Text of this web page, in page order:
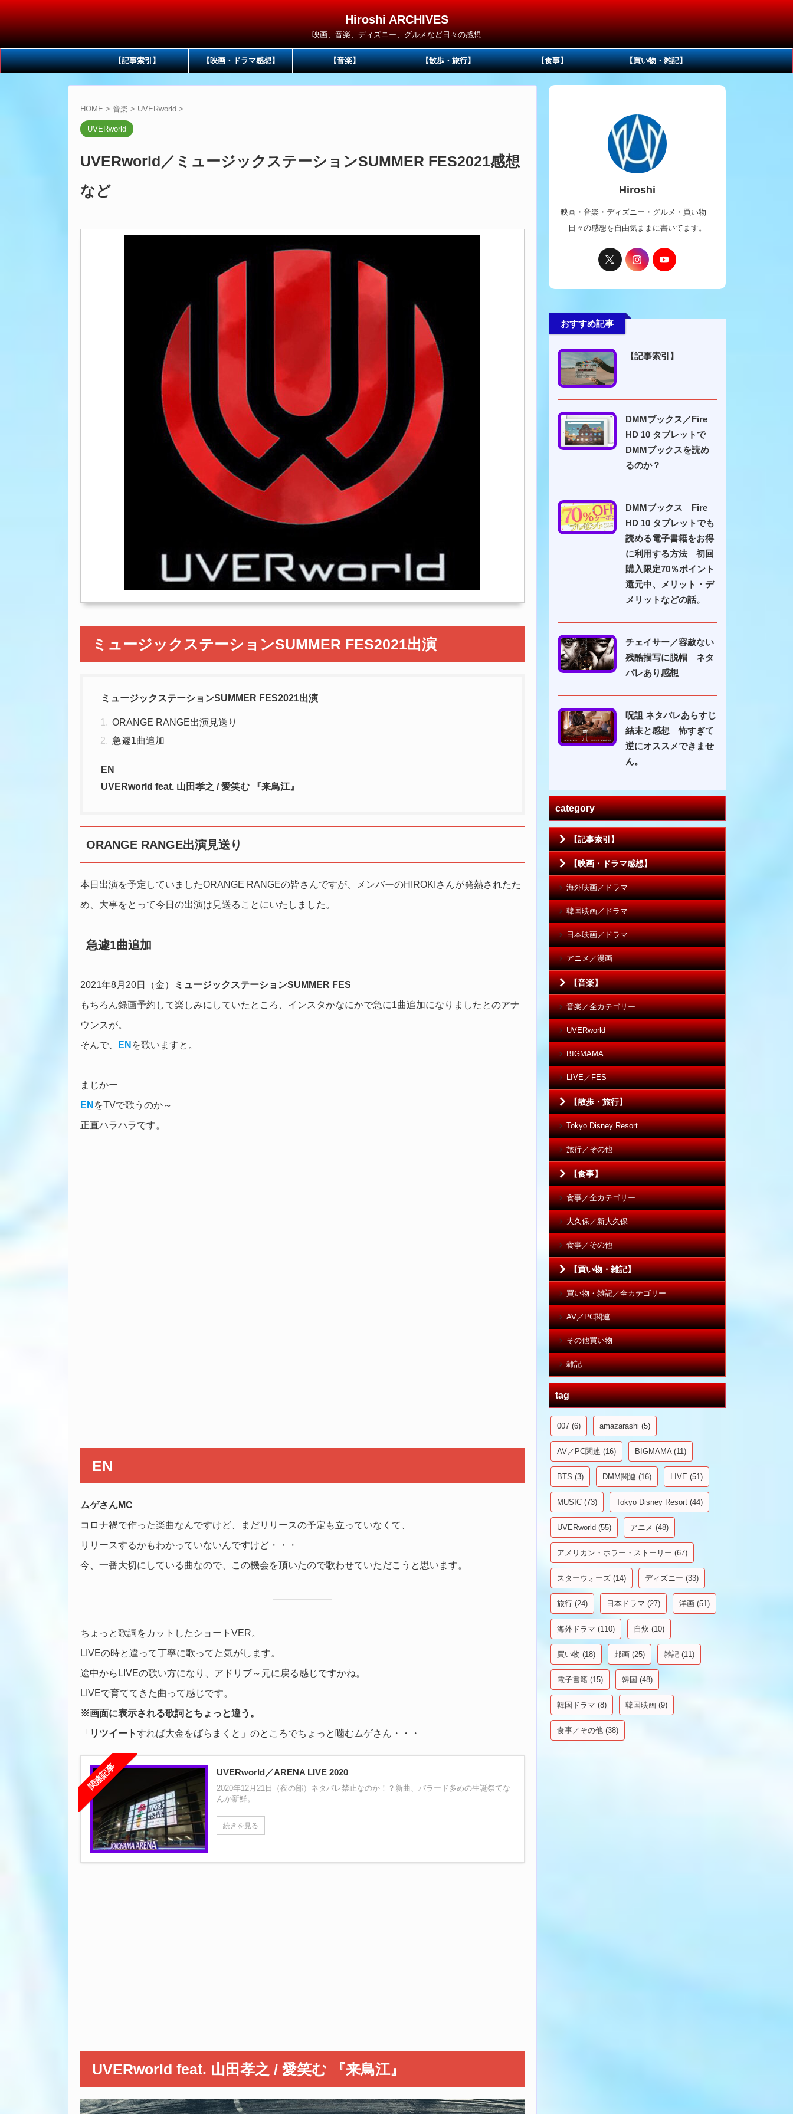
Hiroshi ARCHIVES
映画、音楽、ディズニー、グルメなど日々の感想
【記事索引】 【映画・ドラマ感想】 【音楽】 【散歩・旅行】 【食事】 【買い物・雑記】
HOME > 音楽 > UVERworld >
UVERworld
UVERworld／ミュージックステーションSUMMER FES2021感想
など
ミュージックステーションSUMMER FES2021出演
ミュージックステーションSUMMER FES2021出演
ORANGE RANGE出演見送り
急遽1曲追加
EN
UVERworld feat. 山田孝之 / 愛笑む 『来鳥江』
ORANGE RANGE出演見送り
本日出演を予定していましたORANGE RANGEの皆さんですが、メンバーのHIROKIさんが発熱されたた
め、大事をとって今日の出演は見送ることにいたしました。
急遽1曲追加
2021年8月20日（金）
ミュージックステーションSUMMER FES
もちろん録画予約して楽しみにしていたところ、インスタかなにかで急に1曲追加になりましたとのアナ
ウンスが。
そんで、
EN を歌いますと。
まじかー
EN をTVで歌うのか～
正直ハラハラです。
EN
ムゲさんMC
コロナ禍で作った楽曲なんですけど、まだリリースの予定も立っていなくて、
リリースするかもわかっていないんですけど・・・
今、一番大切にしている曲なので、この機会を頂いたので歌わせていただこうと思います。
ちょっと歌詞をカットしたショートVER。
LIVEの時と違って丁寧に歌ってた気がします。
途中からLIVEの歌い方になり、アドリブ～元に戻る感じですかね。
LIVEで育ててきた曲って感じです。
※画面に表示される歌詞とちょっと違う。
「 リツイートすれば大金をばらまくと」のところでちょっと噛むムゲさん・・・
関連記事 UVERworld／ARENA LIVE 2020
2020年12月21日（夜の部）ネタバレ禁止なのか！？新曲、バラード多めの生誕祭てな
んか新鮮。
続きを見る
UVERworld feat. 山田孝之 / 愛笑む 『来鳥江』
Hiroshi
映画・音楽・ディズニー・グルメ・買い物
日々の感想を自由気ままに書いてます。
おすすめ記事
【記事索引】
DMMブックス／Fire
HD 10 タブレットで
DMMブックスを読め
るのか？
DMMブックス Fire
HD 10 タブレットでも
読める電子書籍をお得
に利用する方法 初回
購入限定70％ポイント
還元中、メリット・デ
メリットなどの話。
チェイサー／容赦ない
残酷描写に脱帽 ネタ
バレあり感想
呪詛 ネタバレあらすじ
結末と感想 怖すぎて
逆にオススメできませ
ん。
category
【記事索引】
【映画・ドラマ感想】
海外映画／ドラマ
韓国映画／ドラマ
日本映画／ドラマ
アニメ／漫画
【音楽】
音楽／全カテゴリー
UVERworld
BIGMAMA
LIVE／FES
【散歩・旅行】
Tokyo Disney Resort
旅行／その他
【食事】
食事／全カテゴリー
大久保／新大久保
食事／その他
【買い物・雑記】
買い物・雑記／全カテゴリー
AV／PC関連
その他買い物
雑記
tag
007(6) amazarashi (5)
AV／PC関連 (16) BIGMAMA(11)
BTS (3) DMM関連 (16) LIVE (51)
MUSIC(73) Tokyo Disney Resort(44)
UVERworld(55) アニメ (48)
アメリカン・ホラー・ストーリー (67)
スターウォーズ(14) ディズニー (33)
旅行(24) 日本ドラマ (27) 洋画(51)
海外ドラマ (110) 自炊 (10)
買い物 (18) 邦画(25) 雑記(11)
電子書籍(15) 韓国 (48)
韓国ドラマ (8) 韓国映画(9)
食事／その他(38)